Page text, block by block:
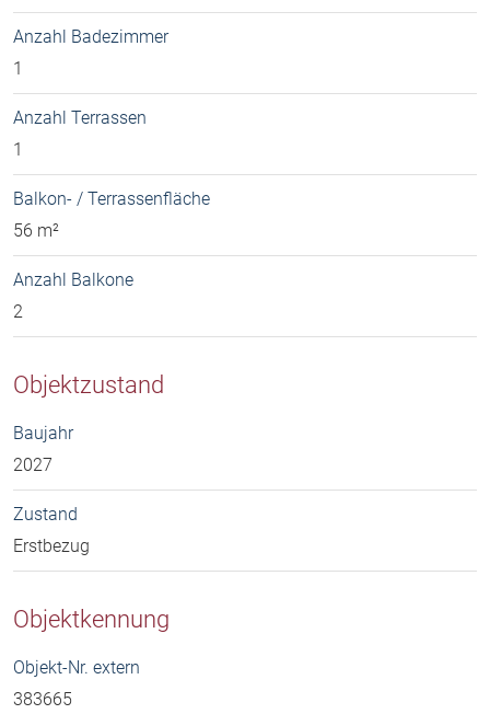
Anzahl Badezimmer
1
Anzahl Terrassen
1
Balkon- / Terrassenfläche
56 m²
Anzahl Balkone
2
Objektzustand
Baujahr
2027
Zustand
Erstbezug
Objektkennung
Objekt-Nr. extern
383665